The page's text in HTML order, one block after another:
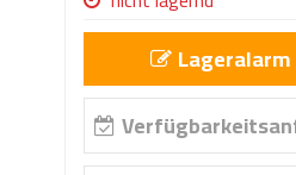
Lageralarm